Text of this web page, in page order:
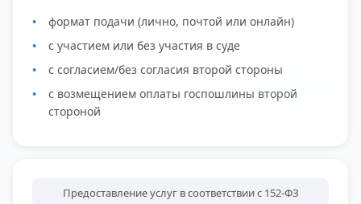
формат подачи (лично, почтой или онлайн)
с участием или без участия в суде
с согласием/без согласия второй стороны
с возмещением оплаты госпошлины второй
стороной
Предоставление услуг в соответствии с 152-ФЗ